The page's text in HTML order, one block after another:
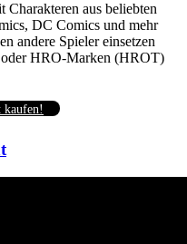
Charakteren aus beliebten
DC Comics und mehr
andere Spieler einsetzen
HRO-Marken (HROT)